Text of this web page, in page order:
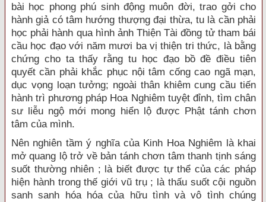
bài học phong phú sinh động muôn đời, trao gởi cho
hành giả có tâm hướng thượng đại thừa, tu là cần phải
học phải hành qua hình ảnh Thiện Tài đồng tử tham bái
cầu học đạo với năm mươi ba vị thiện tri thức, là bằng
chứng cho ta thấy rằng tu học đạo bồ đề điều tiên
quyết cần phải khắc phục nội tâm cống cao ngã mạn,
dục vọng loạn tưởng; ngoài thân khiêm cung cầu tiến
hành trì phương pháp Hoa Nghiêm tuyệt đỉnh, tìm chân
sư liễu ngộ mới mong hiển lộ được Phật tánh chơn
tâm của mình.
Nên nghiên tầm ý nghĩa của Kinh Hoa Nghiêm là khai
mở quang lộ trở về bản tánh chơn tâm thanh tịnh sáng
suốt thường nhiên ; là biết được tự thể của các pháp
hiện hành trong thế giới vũ trụ ; là thấu suốt cội nguồn
sanh sanh hóa hóa của hữu tình và vô tình chúng